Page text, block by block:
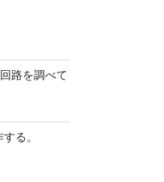
路を調べて
る。